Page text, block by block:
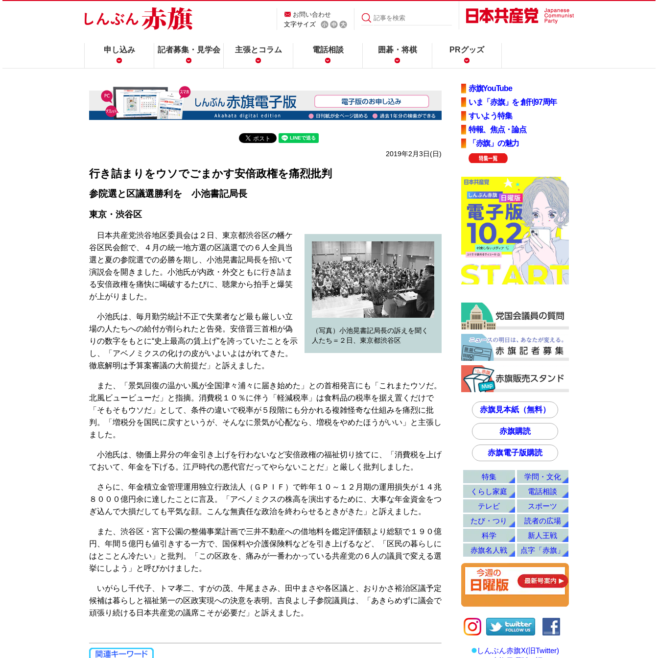
お問い合わせ
文字サイズ
申し込み 記者募集・見学会 主張とコラム 電話相談 囲碁・将棋 PRグッズ
2019年2月3日(日)
行き詰まりをウソでごまかす安倍政権を痛烈批判
参院選と区議選勝利を 小池書記局長
東京・渋谷区
（写真）小池晃書記局長の訴えを聞く
人たち＝２日、東京都渋谷区
日本共産党渋谷地区委員会は２日、東京都渋谷区の幡ケ
谷区民会館で、４月の統一地方選の区議選での６人全員当
選と夏の参院選での必勝を期し、小池晃書記局長を招いて
演説会を開きました。小池氏が内政・外交ともに行き詰ま
る安倍政権を痛快に喝破するたびに、聴衆から拍手と爆笑
が上がりました。
小池氏は、毎月勤労統計不正で失業者など最も厳しい立
場の人たちへの給付が削られたと告発。安倍晋三首相が偽
りの数字をもとに“史上最高の賃上げ”を誇っていたことを示
し、「アベノミクスの化けの皮がいよいよはがれてきた。
徹底解明は予算案審議の大前提だ」と訴えました。
また、「景気回復の温かい風が全国津々浦々に届き始めた」との首相発言にも「これまたウソだ。
北風ビュービューだ」と指摘。消費税１０％に伴う「軽減税率」は食料品の税率を据え置くだけで
「そもそもウソだ」として、条件の違いで税率が５段階にも分かれる複雑怪奇な仕組みを痛烈に批
判。「増税分を国民に戻すというが、そんなに景気が心配なら、増税をやめたほうがいい」と主張し
ました。
小池氏は、物価上昇分の年金引き上げを行わないなど安倍政権の福祉切り捨てに、「消費税を上げ
ておいて、年金を下げる。江戸時代の悪代官だってやらないことだ」と厳しく批判しました。
さらに、年金積立金管理運用独立行政法人（ＧＰＩＦ）で昨年１０～１２月期の運用損失が１４兆
８０００億円余に達したことに言及。「アベノミクスの株高を演出するために、大事な年金資金をつ
ぎ込んで大損だしても平気な顔。こんな無責任な政治を終わらせるときがきた」と訴えました。
また、渋谷区・宮下公園の整備事業計画で三井不動産への借地料を鑑定評価額より総額で１９０億
円、年間５億円も値引きする一方で、国保料や介護保険料などを引き上げるなど、「区民の暮らしに
はとことん冷たい」と批判。「この区政を、痛みが一番わかっている共産党の６人の議員で変える選
挙にしよう」と呼びかけました。
いがらし千代子、トマ孝二、すがの茂、牛尾まさみ、田中まさや各区議と、おりかさ裕治区議予定
候補は暮らしと福祉第一の区政実現への決意を表明。吉良よし子参院議員は、「あきらめずに議会で
頑張り続ける日本共産党の議席こそが必要だ」と訴えました。
赤旗YouTube
いま「赤旗」を 創刊97周年
すいよう特集
特報、焦点・論点
「赤旗」の魅力
赤旗見本紙（無料）
赤旗購読
赤旗電子版購読
特集
学問・文化
くらし家庭
電話相談
テレビ
スポーツ
たび・つり
読者の広場
科学
新人王戦
赤旗名人戦
点字「赤旗」
しんぶん赤旗X(旧Twitter)